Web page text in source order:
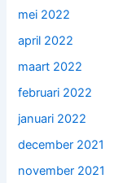
mei 2022
april 2022
maart 2022
februari 2022
januari 2022
december 2021
november 2021